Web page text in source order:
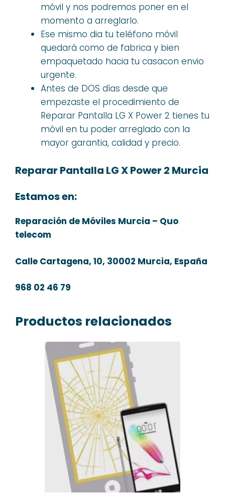
móvil y nos podremos poner en el
momento a arreglarlo.
Ese mismo dia tu teléfono móvil
quedará como de fabrica y bien
empaquetado hacia tu casacon envio
urgente.
Antes de DOS días desde que
empezaste el procedimiento de
Reparar Pantalla LG X Power 2 tienes tu
móvil en tu poder arreglado con la
mayor garantia, calidad y precio.
Reparar Pantalla LG X Power 2 Murcia
Estamos en:
Reparación de Móviles Murcia – Quo
telecom
Calle Cartagena, 10, 30002 Murcia, España
968 02 46 79
Productos relacionados